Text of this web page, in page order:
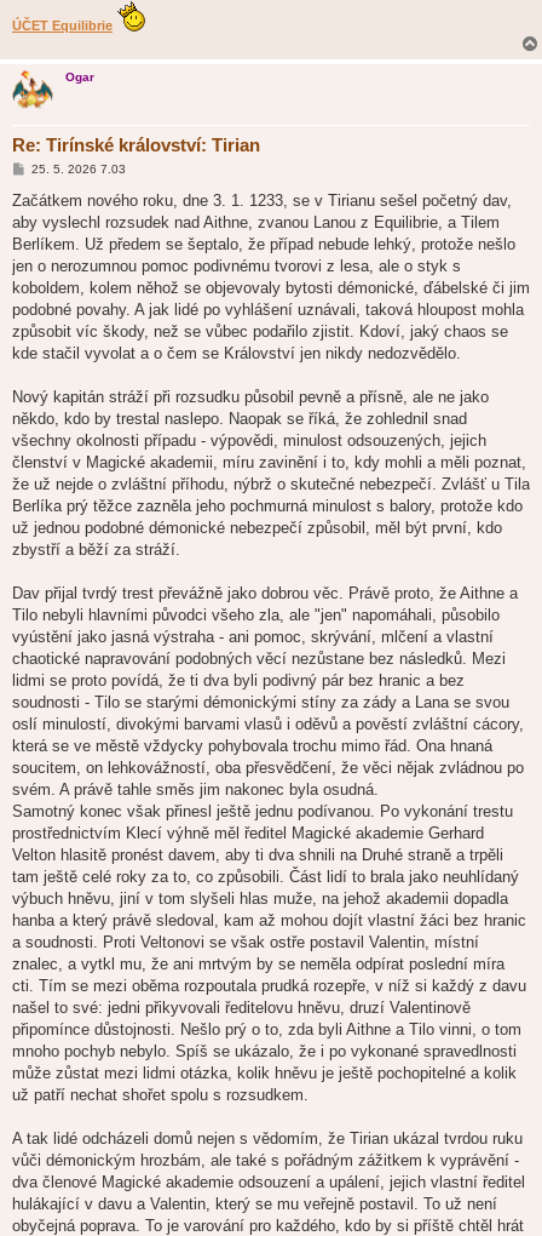
ÚČET Equilibrie
Ogar
Re: Tirínské království: Tirian
P
í
p
ě
e
k
25. 5. 2026 7.03
Začátkem nového roku, dne 3. 1. 1233, se v Tirianu sešel početný dav,
aby vyslechl rozsudek nad Aithne, zvanou Lanou z Equilibrie, a Tilem
Berlíkem. Už předem se šeptalo, že případ nebude lehký, protože nešlo
jen o nerozumnou pomoc podivnému tvorovi z lesa, ale o styk s
koboldem, kolem něhož se objevovaly bytosti démonické, ďábelské či jim
podobné povahy. A jak lidé po vyhlášení uznávali, taková hloupost mohla
způsobit víc škody, než se vůbec podařilo zjistit. Kdoví, jaký chaos se
kde stačil vyvolat a o čem se Království jen nikdy nedozvědělo.
Nový kapitán stráží při rozsudku působil pevně a přísně, ale ne jako
někdo, kdo by trestal naslepo. Naopak se říká, že zohlednil snad
všechny okolnosti případu - výpovědi, minulost odsouzených, jejich
členství v Magické akademii, míru zavinění i to, kdy mohli a měli poznat,
že už nejde o zvláštní příhodu, nýbrž o skutečné nebezpečí. Zvlášť u Tila
Berlíka prý těžce zazněla jeho pochmurná minulost s balory, protože kdo
už jednou podobné démonické nebezpečí způsobil, měl být první, kdo
zbystří a běží za stráží.
Dav přijal tvrdý trest převážně jako dobrou věc. Právě proto, že Aithne a
Tilo nebyli hlavními původci všeho zla, ale "jen" napomáhali, působilo
vyústění jako jasná výstraha - ani pomoc, skrývání, mlčení a vlastní
chaotické napravování podobných věcí nezůstane bez následků. Mezi
lidmi se proto povídá, že ti dva byli podivný pár bez hranic a bez
soudnosti - Tilo se starými démonickými stíny za zády a Lana se svou
oslí minulostí, divokými barvami vlasů i oděvů a pověstí zvláštní cácory,
která se ve městě vždycky pohybovala trochu mimo řád. Ona hnaná
soucitem, on lehkovážností, oba přesvědčení, že věci nějak zvládnou po
svém. A právě tahle směs jim nakonec byla osudná.
Samotný konec však přinesl ještě jednu podívanou. Po vykonání trestu
prostřednictvím Klecí výhně měl ředitel Magické akademie Gerhard
Velton hlasitě pronést davem, aby ti dva shnili na Druhé straně a trpěli
tam ještě celé roky za to, co způsobili. Část lidí to brala jako neuhlídaný
výbuch hněvu, jiní v tom slyšeli hlas muže, na jehož akademii dopadla
hanba a který právě sledoval, kam až mohou dojít vlastní žáci bez hranic
a soudnosti. Proti Veltonovi se však ostře postavil Valentin, místní
znalec, a vytkl mu, že ani mrtvým by se neměla odpírat poslední míra
cti. Tím se mezi oběma rozpoutala prudká rozepře, v níž si každý z davu
našel to své: jedni přikyvovali ředitelovu hněvu, druzí Valentinově
připomínce důstojnosti. Nešlo prý o to, zda byli Aithne a Tilo vinni, o tom
mnoho pochyb nebylo. Spíš se ukázalo, že i po vykonané spravedlnosti
může zůstat mezi lidmi otázka, kolik hněvu je ještě pochopitelné a kolik
už patří nechat shořet spolu s rozsudkem.
A tak lidé odcházeli domů nejen s vědomím, že Tirian ukázal tvrdou ruku
vůči démonickým hrozbám, ale také s pořádným zážitkem k vyprávění -
dva členové Magické akademie odsouzení a upálení, jejich vlastní ředitel
hulákající v davu a Valentin, který se mu veřejně postavil. To už není
obyčejná poprava. To je varování pro každého, kdo by si příště chtěl hrát